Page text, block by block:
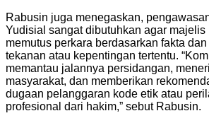
Rabusin juga menegaskan,
Yudisial sangat dibutuhkan agar
memutus perkara berdasarkan fakta
tekanan atau kepentingan tertentu.
memantau jalannya persidangan,
masyarakat, dan memberikan
dugaan pelanggaran kode etik atau
profesional dari hakim,” sebut Rabusin.